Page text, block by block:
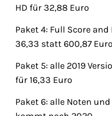
HD für 32,88 Euro
Paket 4: Full Score
36,33 statt 600,87 Euro
Paket 5: alle 2019
für 16,33 Euro
Paket 6: alle Noten